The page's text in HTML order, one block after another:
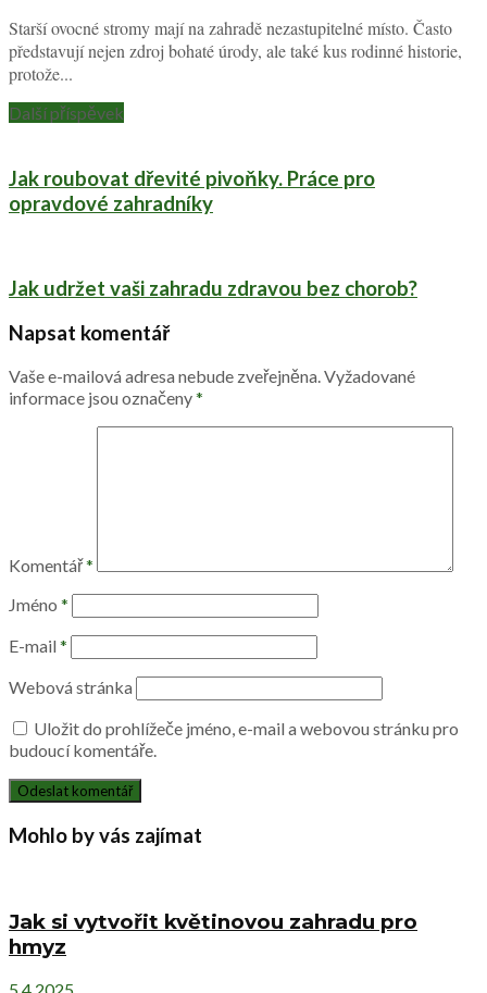
Starší ovocné stromy mají na zahradě nezastupitelné místo. Často
představují nejen zdroj bohaté úrody, ale také kus rodinné historie,
protože...
Další příspěvek
Jak roubovat dřevité pivoňky. Práce pro
opravdové zahradníky
Jak udržet vaši zahradu zdravou bez chorob?
Napsat komentář
Vaše e-mailová adresa nebude zveřejněna.Vyžadované
informace jsou označeny*
Komentář*
Jméno *
E-mail *
Webová stránka
Uložit do prohlížeče jméno, e-mail a webovou stránku pro
budoucí komentáře.
Mohlo by vás zajímat
Jak si vytvořit květinovou zahradu pro
hmyz